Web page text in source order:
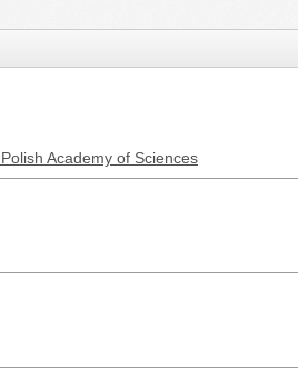
Academy of Sciences